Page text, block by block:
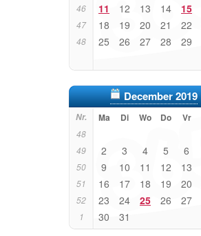
46 11 12 13 14 15
47 18 19 20 21 22
48 25 26 27 28 29
December 2019
Nr. Ma Di Wo Do Vr
48
49 2 3 4 5 6
50 9 10 11 12 13
51 16 17 18 19 20
52 23 24 25 26 27
1 30 31